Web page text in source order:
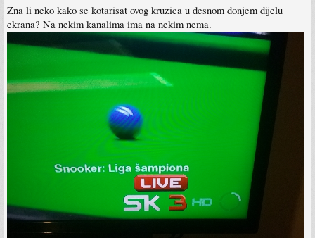
Zna li neko kako se kotarisat ovog kruzica u desnom donjem dijelu
ekrana? Na nekim kanalima ima na nekim nema.